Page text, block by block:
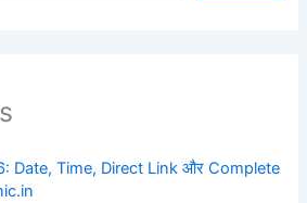
Date, Time, Direct Link और Complete